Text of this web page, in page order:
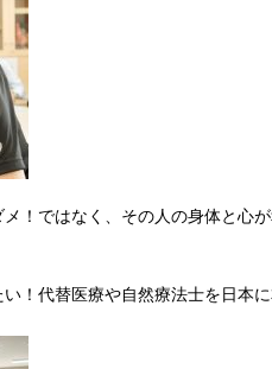
！ではなく、その人の身体と心
！代替医療や自然療法士を日本